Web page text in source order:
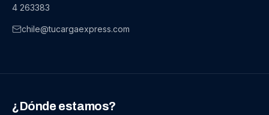
4 263383
chile@tucargaexpress.com
¿Dónde estamos?